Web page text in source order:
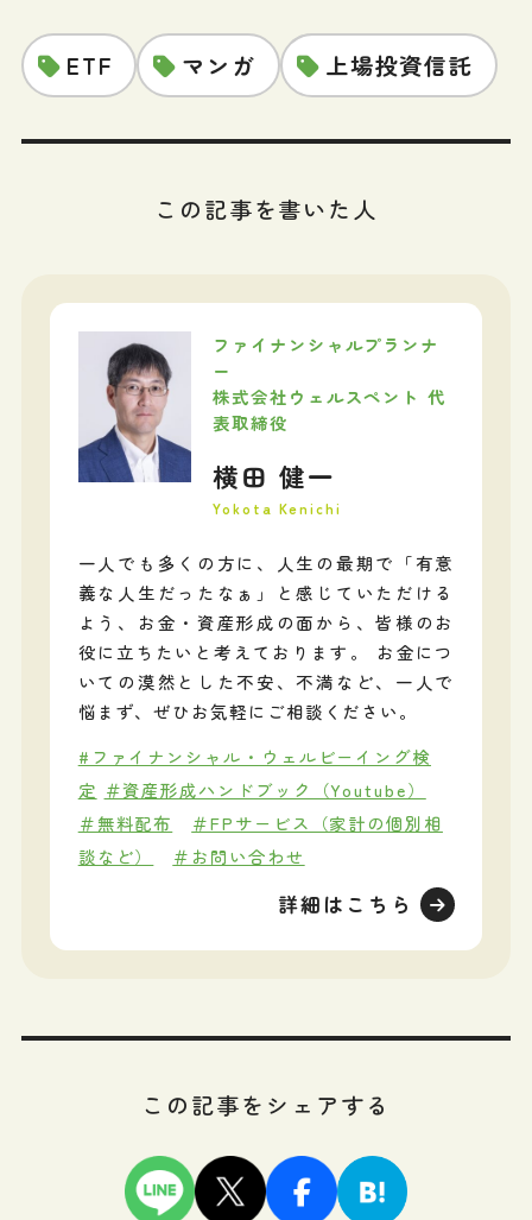
ETF マンガ 上場投資信託
この記事を書いた人
ファイナンシャルプランナ
ー
株式会社ウェルスペント 代
表取締役
横田 健一
Yokota Kenichi
一人でも多くの方に、人生の最期で「有意
義な人生だったなぁ」と感じていただける
よう、お金・資産形成の面から、皆様のお
役に立ちたいと考えております。 お金につ
いての漠然とした不安、不満など、一人で
悩まず、ぜひお気軽にご相談ください。
#ファイナンシャル・ウェルビーイング検
定 ＃資産形成ハンドブック（Youtube）
＃無料配布
＃FPサービス（家計の個別相
談など）
＃お問い合わせ
詳細はこちら
この記事をシェアする